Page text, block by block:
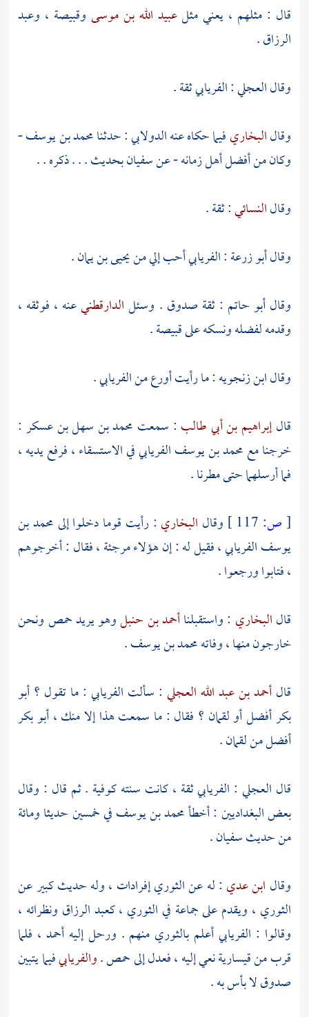
قال : مثلهم ، يعني مثلعبيد الله بن موسى وقبيصة ، وعبد
الرزاق.
وقالالعجلي:الفريابيثقة .
وقالالبخاريفيما حكاه عنهالدولابي: حدثنامحمد بن يوسف-
وكان من أفضل أهل زمانه - عنسفيانبحديث . . . ذكره . .
وقالالنسائي: ثقة .
وقالأبو زرعة:الفريابيأحب إلي منيحيى بن يمان.
وقالأبو حاتم : ثقة صدوق . وسئلالدارقطنيعنه ، فوثقه ،
وقدمه لفضله ونسكه علىقبيصة.
وقالابن زنجويه: ما رأيت أورع منالفريابي.
قالإبراهيم بن أبي طالب : سمعت محمد بن سهل بن عسكر :
خرجنا معمحمد بن يوسف الفريابيفي الاستسقاء ، فرفع يديه ،
فما أرسلهما حتى مطرنا .
[ص: وقال البخاري : رأيت قوما دخلوا إلىمحمد بن
يوسف الفريابي، فقيل له : إن هؤلاءمرجئة، فقال : أخرجوهم
، فتابوا ورجعوا .
قالالبخاري : واستقبلناأحمد بن حنبلوهو يريدحمصونحن
خارجون منها ، وفاتهمحمد بن يوسف.
قالأحمد بن عبد الله العجلي : سألت الفريابي : ما تقول ؟أبو
بكرأفضل أولقمان ؟ فقال : ما سمعت هذا إلا منك ،أبو بكر
أفضل منلقمان.
قال العجلي : الفريابيثقة ، كانت سنته كوفية . ثم قال : وقال
بعضالبغداديين : أخطأمحمد بن يوسففي خمسين حديثا ومائة
من حديثسفيان.
وقال ابن عدي : له عنالثوريإفرادات ، وله حديث كبير عن
الثوري ، ويقدم على جماعة فيالثوري ،كعبد الرزاق ونظرائه ،
وقالوا : الفريابيأعلم بالثوري منهم . ورحل إليه أحمد ، فلما
قرب منقيساريةنعي إليه ، فعدل إلىحمص.والفريابيفيما يتبين
صدوق لا بأس به .